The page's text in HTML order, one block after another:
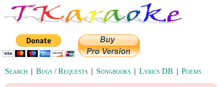
Search | Bugs / Requests | Songbooks | Lyrics DB | Poems